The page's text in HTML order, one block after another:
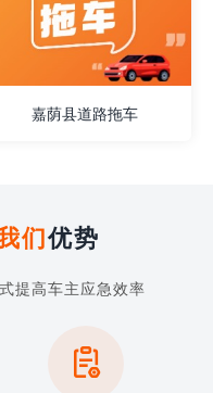
嘉荫县道路拖车
们优势
提高车主应急效率
